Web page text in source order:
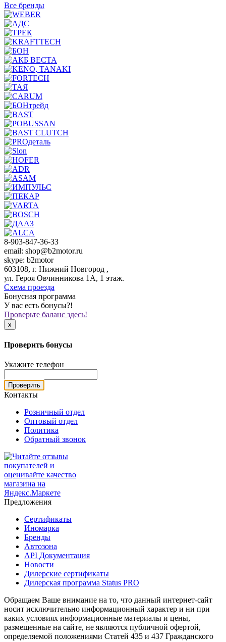
Все бренды
8-903-847-36-33
email: shop@b2motor.ru
skype: b2motor
603108, г. Нижний Новгород ,
ул. Героя Овчинникова 1А, 1 этаж.
Схема проезда
Бонусная программа
У вас есть бонусы?!
Проверьте баланс здесь!
x
Проверить бонусы
Укажите телефон
Проверить
Контакты
Розничный отдел
Оптовый отдел
Политика
Обратный звонок
Предложения
Сертификаты
Иномарка
Бренды
Автозона
API Документация
Новости
Дилерские сертификаты
Дилерская программа Status PRO
Обращаем Ваше внимание на то, что данный интернет-сайт
носит исключительно информационный характер и ни при
каких условиях информационные материалы и цены,
размещенные на сайте, не являются публичной офертой,
определяемой положениями Статей 435 и 437 Гражданского